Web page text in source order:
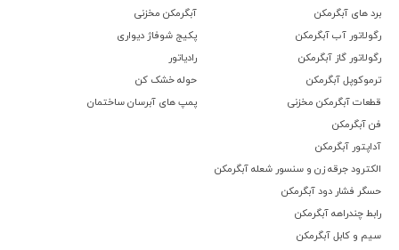
برد های آبگرمکن
رگولاتور آب آبگرمکن
رگولاتور گاز آبگرمکن
ترموكوپل آبگرمکن
قطعات آبگرمکن مخزنی
فن آبگرمکن
آداپتور آبگرمکن
الکترود جرقه زن و سنسور شعله آبگرمکن
حسگر فشار دود آبگرمکن
رابط چندراهه آبگرمکن
سیم و کابل آبگرمکن
آبگرمکن مخزنی
پکیج شوفاژ دیواری
رادیاتور
حوله خشک کن
پمپ های آبرسان ساختمان